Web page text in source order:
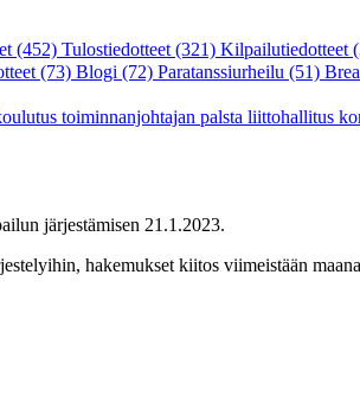
(452) Tulostiedotteet (321) Kilpailutiedotteet
(73) Blogi (72) Paratanssiurheilu (51)
toiminnanjohtajan palsta liittohallitus
järjestämisen 21.1.2023.
hakemukset kiitos viimeistään